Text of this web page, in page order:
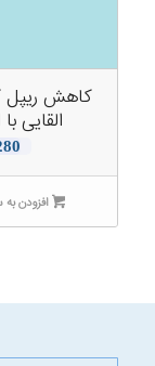
کاهش ریپل
القایی
افزودن